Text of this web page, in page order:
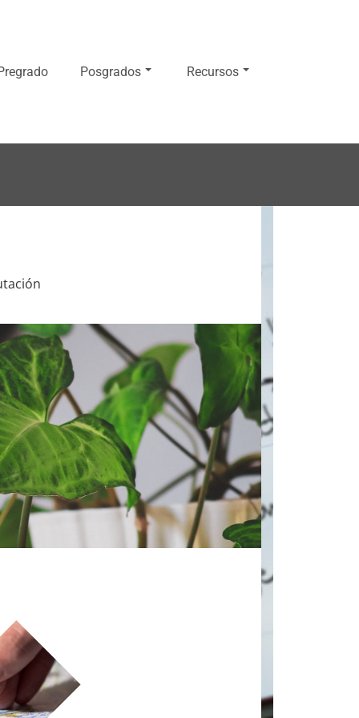
Posgrados Recursos